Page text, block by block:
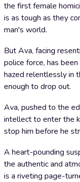
the first female
is as tough as they
man's world.
But Ava, facing
police force, has
hazed relentlessly in
enough to drop out.
Ava, pushed to the
intellect to enter the
stop him before he
A heart-pounding
the authentic and
is a riveting page-